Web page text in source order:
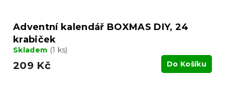
Adventní kalendář BOXMAS DIY, 24
krabiček
Skladem (1 ks)
209 Kč Do Košíku